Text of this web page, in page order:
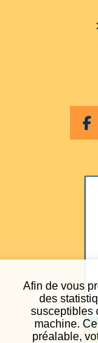
Afin de vous
des
susceptibles
machine.
préalable,